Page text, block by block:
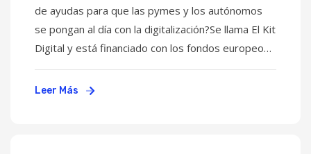
de ayudas para que las pymes y los autónomos
se pongan al día con la digitalización?Se llama El Kit
Digital y está financiado con los fondos europeos
“Next Generation UE”. Con este programa,
puedes solicitar un “bono digital” de entre 2.000 y
Leer Más